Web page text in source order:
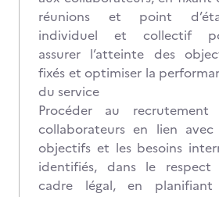
réunions et point
individuel et collectif
assurer l’atteinte des
fixés et optimiser la
du service
Procéder au recrutement
collaborateurs en lien avec
objectifs et les besoins
identifiés, dans le respect
cadre légal, en